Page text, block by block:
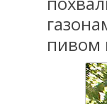
пивом